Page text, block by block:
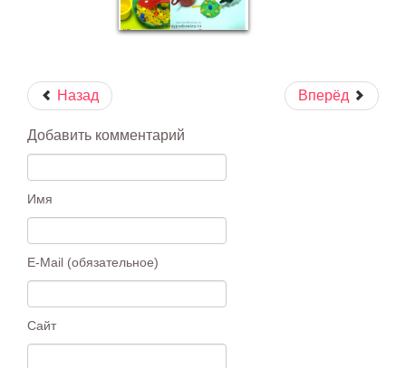
Назад Вперёд
Добавить комментарий
Имя
E-Mail (обязательное)
Сайт